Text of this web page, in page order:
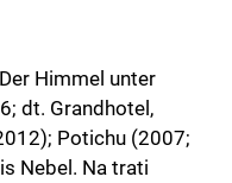
Himmel unter
dt. Grandhotel,
Potichu (2007;
Nebel. Na trati